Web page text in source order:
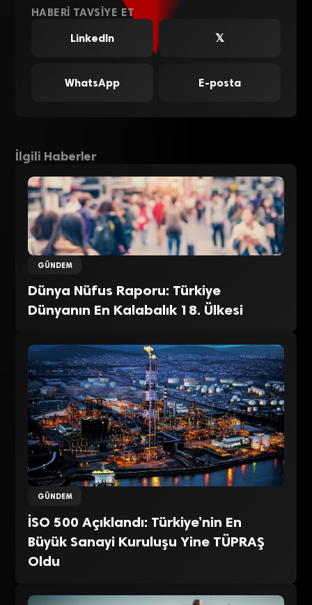
HABERI TAVSIYE ET
LinkedIn
𝕏
WhatsApp E-posta
İlgili Haberler
GÜNDEM
Dünya Nüfus Raporu: Türkiye
Dünyanın En Kalabalık 18. Ülkesi
GÜNDEM
İSO 500 Açıklandı: Türkiye’nin En
Büyük Sanayi Kuruluşu Yine TÜPRAŞ
Oldu